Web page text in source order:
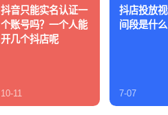
抖音只能实名认证一
个账号吗？一个人能
开几个抖店呢
10-11
抖店投放
间段是什
7-07